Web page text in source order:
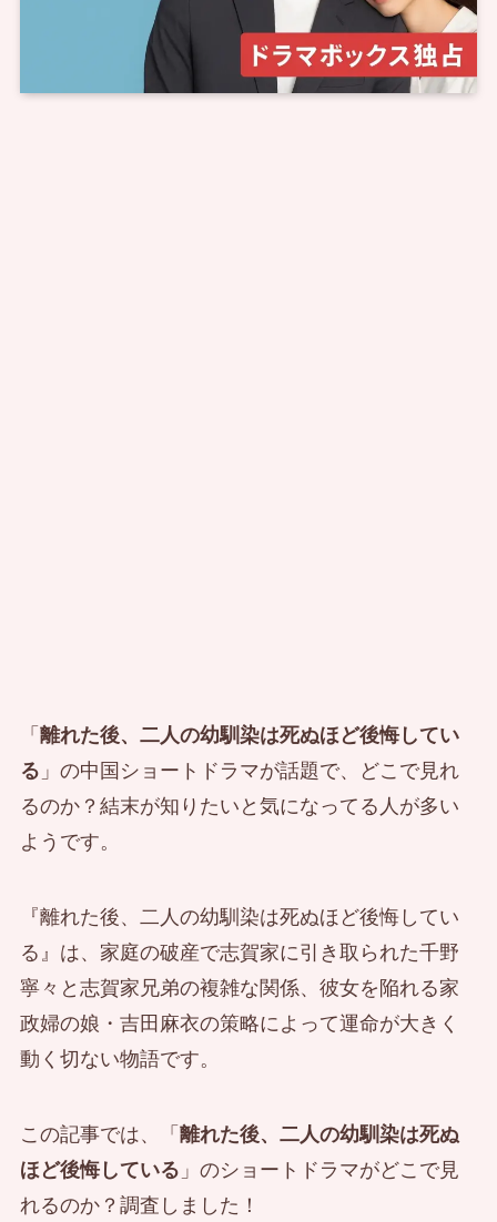
「 離れた後、二人の幼馴染は死ぬほど後悔してい
る 」の中国ショートドラマが話題で、どこで見れ
るのか？結末が知りたいと気になってる人が多い
ようです。
『離れた後、二人の幼馴染は死ぬほど後悔してい
る』は、家庭の破産で志賀家に引き取られた千野
寧々と志賀家兄弟の複雑な関係、彼女を陥れる家
政婦の娘・吉田麻衣の策略によって運命が大きく
動く切ない物語です。
この記事では、「 離れた後、二人の幼馴染は死ぬ
ほど後悔している 」のショートドラマがどこで見
れるのか？調査しました！